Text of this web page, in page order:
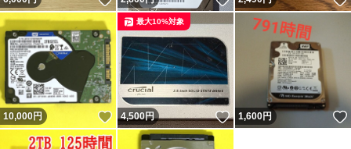
10,000円 いいね！
4,500円 いいね！
最大10%対象
1,600円